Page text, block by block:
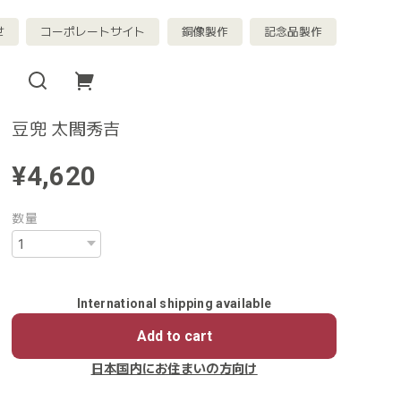
コーポレートサイト 銅像製作 記念品製作
豆兜 太閤秀吉
¥4,620
数量
International shipping available
Add to cart
日本国内にお住まいの方向け